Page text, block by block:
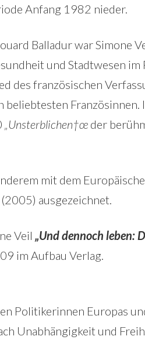
Anfang 1982 nieder.
Balladur war Simone
und Stadtwesen
des französischen
beliebtesten
„Unsterblichen†œ der
mit dem
ausgezeichnet.
Veil „Und dennoch leben:
im Aufbau Verlag.
Politikerinnen Europas
Unabhängigkeit und